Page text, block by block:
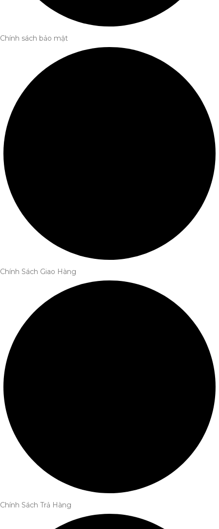
Chính sách bảo mật
Chính Sách Giao Hàng
Chính Sách Trả Hàng